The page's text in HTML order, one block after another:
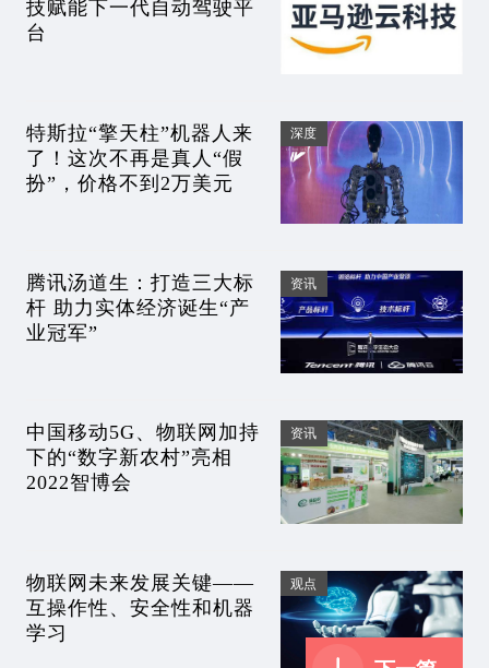
技赋能下一代自动驾驶平
台
特斯拉“擎天柱”机器人来
了！这次不再是真人“假
扮”，价格不到2万美元
深度
腾讯汤道生：打造三大标
杆 助力实体经济诞生“产
业冠军”
资讯
中国移动5G、物联网加持
下的“数字新农村”亮相
2022智博会
资讯
物联网未来发展关键——
互操作性、安全性和机器
学习
观点